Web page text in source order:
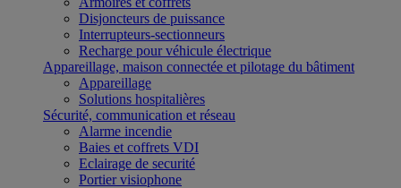
Disjoncteurs de puissance
Interrupteurs-sectionneurs
Recharge pour véhicule électrique
Appareillage, maison connectée et pilotage du bâtiment
Appareillage
Solutions hospitalières
Sécurité, communication et réseau
Alarme incendie
Baies et coffrets VDI
Eclairage de securité
Portier visiophone